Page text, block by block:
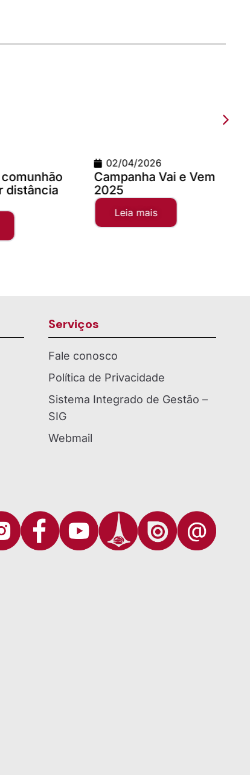
Vai e Vem
09/03/2026
Teste com imagem
x 900
Leia mais
Serviços
Fale conosco
Política de Privacidade
Sistema Integrado de Gestão –
SIG
Webmail